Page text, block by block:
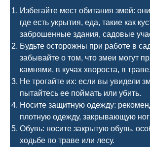
Избегайте мест обитания змей:
где есть укрытия, еда, такие как
заброшенные здания, садовые
Будьте осторожны при работе в
забывайте о том, что змеи могут
камнями, в кучах хвороста, в траве.
Не трогайте их: если вы увидели
пытайтесь ее поймать или убить.
Носите защитную одежду:
плотную одежду, закрывающую
Обувь: носите закрытую обувь,
ходьбе по траве или лесу.